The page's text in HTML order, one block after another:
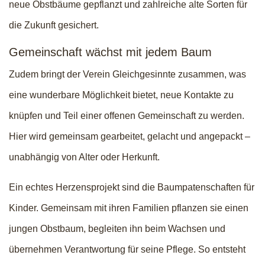
neue Obstbäume gepflanzt und zahlreiche alte Sorten für
die Zukunft gesichert.
Gemeinschaft wächst mit jedem Baum
Zudem bringt der Verein Gleichgesinnte zusammen, was
eine wunderbare Möglichkeit bietet, neue Kontakte zu
knüpfen und Teil einer offenen Gemeinschaft zu werden.
Hier wird gemeinsam gearbeitet, gelacht und angepackt –
unabhängig von Alter oder Herkunft.
Ein echtes Herzensprojekt sind die Baumpatenschaften für
Kinder. Gemeinsam mit ihren Familien pflanzen sie einen
jungen Obstbaum, begleiten ihn beim Wachsen und
übernehmen Verantwortung für seine Pflege. So entsteht